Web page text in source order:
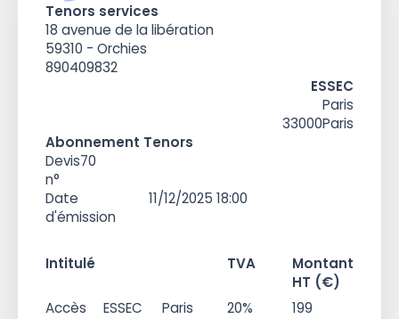
Tenors services
18 avenue de la libération
59310 - Orchies
890409832
ESSEC
Paris
33000Paris
Abonnement Tenors
Devis
n°
70
Date
d'émission
11/12/2025 18:00
Intitulé TVA
Montant
HT (€)
Accès
ESSEC Paris 20%
199